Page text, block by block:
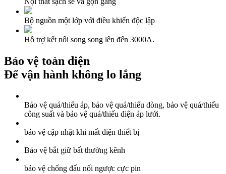
Bộ nguồn một lớp với điều khiển độc lập
Hỗ trợ kết nối song song lên đến 3000A.
Bảo vệ toàn diện
Để vận hành không lo lắng
Bảo vệ quá/thiếu áp, bảo vệ quá/thiếu dòng, bảo vệ quá/thiếu
công suất và bảo vệ quá/thiếu điện áp lưới.
bảo vệ cập nhật khi mất điện thiết bị
Bảo vệ bắt giữ bất thường kênh
bảo vệ chống đấu nối ngược cực pin